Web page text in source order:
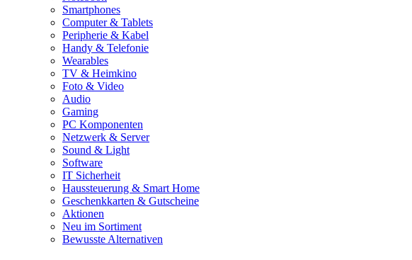
Smartphones
Computer & Tablets
Peripherie & Kabel
Handy & Telefonie
Wearables
TV & Heimkino
Foto & Video
Audio
Gaming
PC Komponenten
Netzwerk & Server
Sound & Light
Software
IT Sicherheit
Haussteuerung & Smart Home
Geschenkkarten & Gutscheine
Aktionen
Neu im Sortiment
Bewusste Alternativen